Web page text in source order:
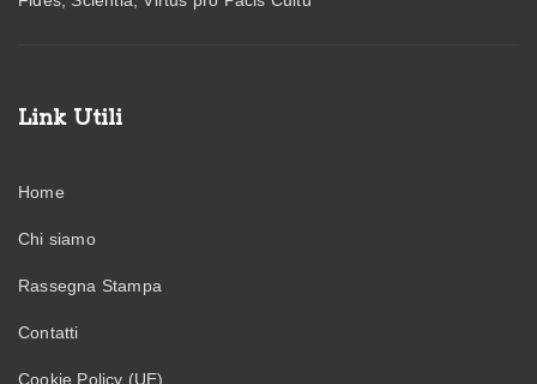
Link Utili
Home
Chi siamo
Rassegna Stampa
Contatti
Cookie Policy (UE)